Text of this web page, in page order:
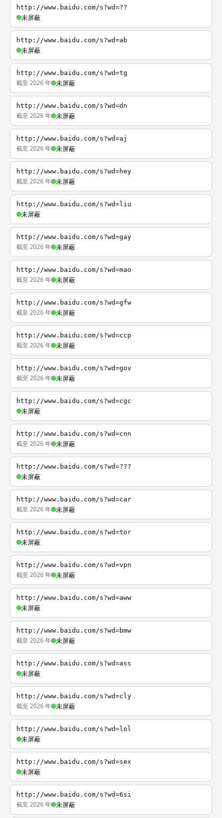
http://www.baidu.com/s?wd=??
未屏蔽
http://www.baidu.com/s?wd=ab
未屏蔽
http://www.baidu.com/s?wd=tg
截至 2026 年 未屏蔽
http://www.baidu.com/s?wd=dn
截至 2026 年 未屏蔽
http://www.baidu.com/s?wd=aj
截至 2026 年 未屏蔽
http://www.baidu.com/s?wd=hey
截至 2026 年 未屏蔽
http://www.baidu.com/s?wd=liu
未屏蔽
http://www.baidu.com/s?wd=gay
截至 2026 年 未屏蔽
http://www.baidu.com/s?wd=mao
截至 2026 年 未屏蔽
http://www.baidu.com/s?wd=gfw
截至 2026 年 未屏蔽
http://www.baidu.com/s?wd=ccp
截至 2026 年 未屏蔽
http://www.baidu.com/s?wd=gov
截至 2026 年 未屏蔽
http://www.baidu.com/s?wd=cgc
未屏蔽
http://www.baidu.com/s?wd=cnn
截至 2026 年 未屏蔽
http://www.baidu.com/s?wd=???
未屏蔽
http://www.baidu.com/s?wd=car
截至 2026 年 未屏蔽
http://www.baidu.com/s?wd=tor
未屏蔽
http://www.baidu.com/s?wd=vpn
截至 2026 年 未屏蔽
http://www.baidu.com/s?wd=aww
未屏蔽
http://www.baidu.com/s?wd=bmw
截至 2026 年 未屏蔽
http://www.baidu.com/s?wd=ass
未屏蔽
http://www.baidu.com/s?wd=cly
截至 2026 年 未屏蔽
http://www.baidu.com/s?wd=lol
未屏蔽
http://www.baidu.com/s?wd=sex
未屏蔽
http://www.baidu.com/s?wd=6si
截至 2026 年 未屏蔽